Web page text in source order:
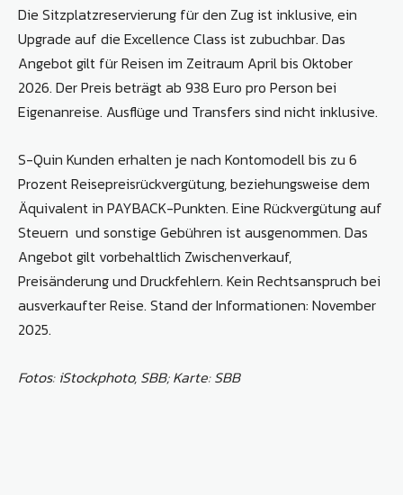
Die Sitzplatzreservierung für den Zug ist inklusive, ein
Upgrade auf die Excellence Class ist zubuchbar. Das
Angebot gilt für Reisen im Zeitraum April bis Oktober
2026. Der Preis beträgt ab 938 Euro pro Person bei
Eigenanreise. Ausflüge und Transfers sind nicht inklusive.
S-Quin Kunden erhalten je nach Kontomodell bis zu 6
Prozent Reisepreisrückvergütung, beziehungsweise dem
Äquivalent in PAYBACK-Punkten. Eine Rückvergütung auf
Steuern und sonstige Gebühren ist ausgenommen. Das
Angebot gilt vorbehaltlich Zwischenverkauf,
Preisänderung und Druckfehlern. Kein Rechtsanspruch bei
ausverkaufter Reise. Stand der Informationen: November
2025.
Fotos: iStockphoto, SBB;Karte: SBB